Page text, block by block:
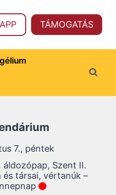
APP TÁMOGATÁS
7., péntek
áldozópap, Szent II.
és társai, vértanúk –